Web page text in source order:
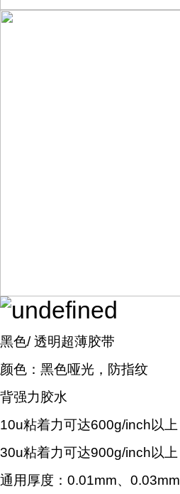
黑色/透明超薄胶带
颜色：黑色哑光，防指纹
背强力胶水
10u粘着力可达600g/inch以上
30u粘着力可达900g/inch以上
通用厚度：0.01mm、0.03mm